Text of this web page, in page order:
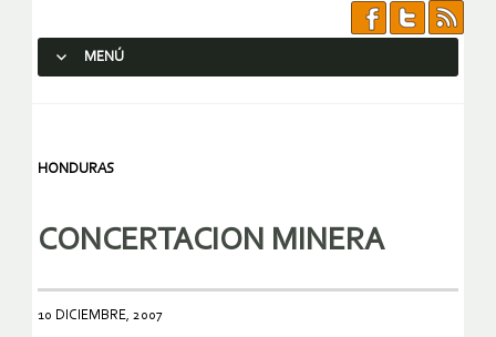
MENÚ
HONDURAS
CONCERTACION MINERA
10 DICIEMBRE, 2007